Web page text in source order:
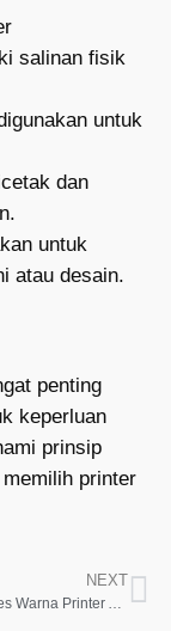
salinan fisik
untuk
dan
untuk
atau desain.
penting
keperluan
prinsip
printer
NEXT